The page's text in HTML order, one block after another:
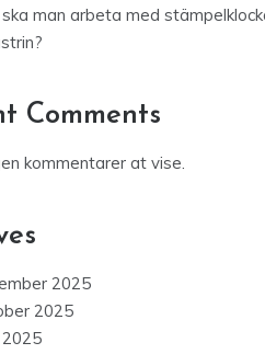
man arbeta med
Comments
kommentarer at vise.
2025
2025